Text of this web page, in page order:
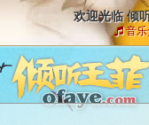
欢迎光临 倾
音乐